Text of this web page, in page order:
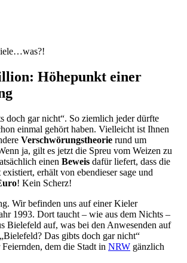
Höhepunkt einer
doch gar nicht“. So ziemlich jeder dürfte
einmal gehört haben. Vielleicht ist Ihnen
Verschwörungstheorie rund um
ja, gilt es jetzt die Spreu vom Weizen zu
einen Beweis dafür liefert, dass die
erhält von ebendieser sage und
! Kein Scherz!
Wir befinden uns auf einer Kieler
1993. Dort taucht – wie aus dem Nichts –
Bielefeld auf, was bei den Anwesenden auf
Das gibts doch gar nicht“
dem die Stadt in NRW gänzlich